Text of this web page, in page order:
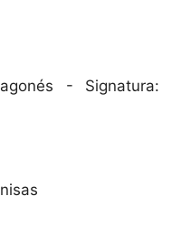
- Signatura: